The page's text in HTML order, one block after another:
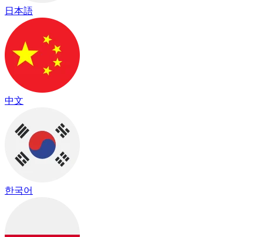
日本語
中文
한국어